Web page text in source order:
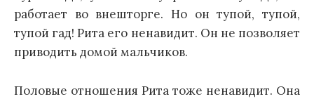
работает во внешторге. Но он тупой, тупой,
тупой гад! Рита его ненавидит. Он не позволяет
приводить домой мальчиков.
Половые отношения Рита тоже ненавидит. Она